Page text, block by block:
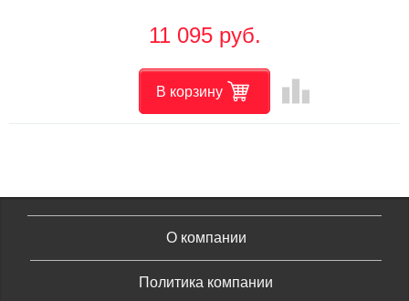
11 095 руб.
В корзину leaderboard
О компании
Политика компании